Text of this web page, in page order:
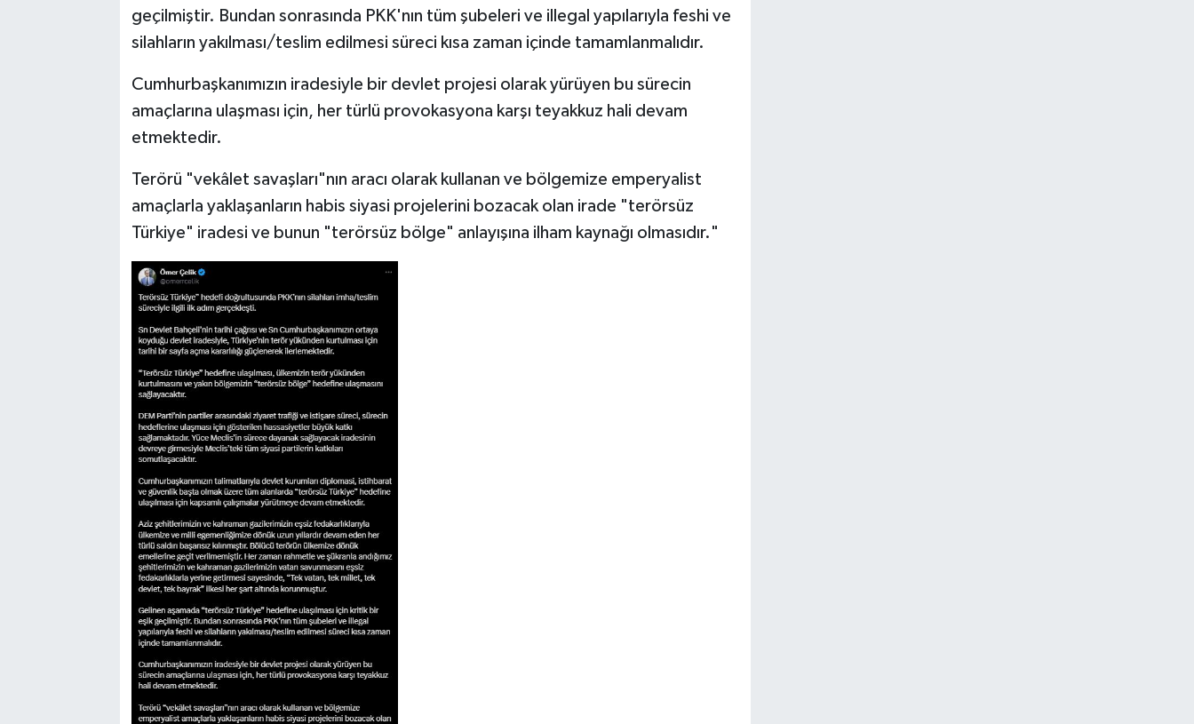
geçilmiştir. Bundan sonrasında PKK'nın tüm şubeleri ve illegal yapılarıyla feshi ve
silahların yakılması/teslim edilmesi süreci kısa zaman içinde tamamlanmalıdır.
Cumhurbaşkanımızın iradesiyle bir devlet projesi olarak yürüyen bu sürecin
amaçlarına ulaşması için, her türlü provokasyona karşı teyakkuz hali devam
etmektedir.
Terörü "vekâlet savaşları"nın aracı olarak kullanan ve bölgemize emperyalist
amaçlarla yaklaşanların habis siyasi projelerini bozacak olan irade "terörsüz
Türkiye" iradesi ve bunun "terörsüz bölge" anlayışına ilham kaynağı olmasıdır."